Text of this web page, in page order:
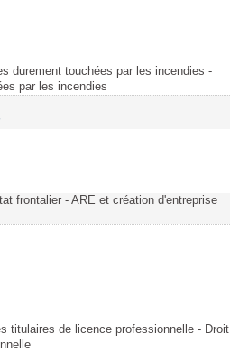
durement touchées par les incendies -
par les incendies
frontalier - ARE et création d'entreprise
titulaires de licence professionnelle - Droit